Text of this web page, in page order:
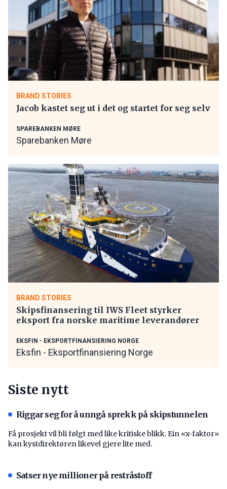
BRAND STORIES
Jacob kastet seg ut i det og startet for seg selv
SPAREBANKEN MØRE
Sparebanken Møre
BRAND STORIES
Skipsfinansering til IWS Fleet styrker
eksport fra norske maritime leverandører
EKSFIN - EKSPORTFINANSIERING NORGE
Eksfin - Eksportfinansiering Norge
Siste nytt
Riggar seg for å unngå sprekk på skipstunnelen
Få prosjekt vil bli følgt med like kritiske blikk. Ein «x-faktor»
kan kystdirektøren likevel gjere lite med.
Satser nye millioner på restråstoff